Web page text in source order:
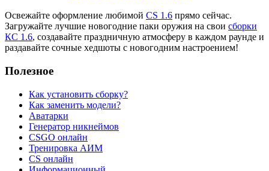
Освежайте оформление любимой CS 1.6 прямо сейчас.
Загружайте лучшие новогодние паки оружия на свои сборки
КС 1.6, создавайте праздничную атмосферу в каждом раунде и
раздавайте сочные хедшоты с новогодним настроением!
Полезное
Как установить сборку?
Как заменить модели?
Аватарки
Генератор никнеймов
CSGO онлайн
Тренировка АИМ
CS онлайн